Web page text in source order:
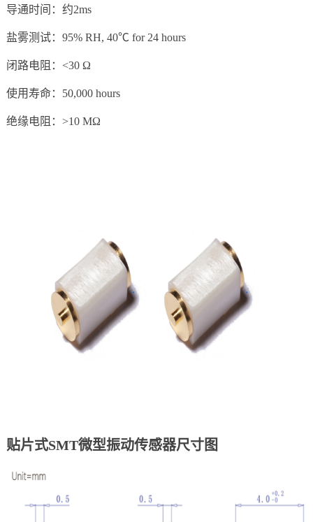
导通时间：约2ms
盐雾测试：95% RH, 40℃ for 24 hours
闭路电阻：<30 Ω
使用寿命：50,000 hours
绝缘电阻：>10 MΩ
贴片式SMT微型振动传感器尺寸图